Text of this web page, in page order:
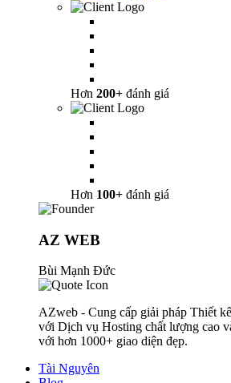
Hơn 200+ đánh giá
Hơn 100+ đánh giá
AZ WEB
Bùi Mạnh Đức
AZweb - Cung cấp giải pháp Thiết
với Dịch vụ Hosting chất lượng cao
với hơn 1000+ giao diện đẹp.
Tài Nguyên